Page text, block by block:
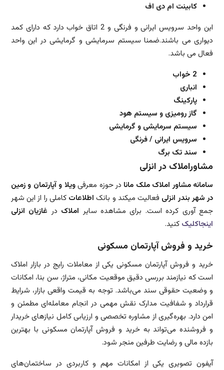
کابینت ام دی اف
این واحد سرویس ایرانی و فرنگی و 2 اتاق خواب دارد که دارای کمد
دیواری می باشند.ضمنا سیستم سرمایشی و گرمایشی در این واحد
فعال می باشد.
2 خواب
انباری
پارکینگ
گاز رومیزی و سیستم هود
سیستم سرمایشی و گرمایشی
سرویس ایرانی / فرنگی
سند تک برگ
مشاوراملاک در انزلی
سامانه مشاور املاک ملک مانا در حوزه معرفیویلا و آپارتمان و زمین
در شهر بندر انزلی فعالیت میکند و بانک اطلاعاتکاملی را از این شهر
جمع آوری کرده است. برای مشاهده سایر املاک در غازیان انزلی
اینجاکلیک کنید.
خرید و فروش آپارتمان مسکونی
خرید و فروش آپارتمان مسکونی یکی از معاملات رایج در بازار املاک
است که نیازمند بررسی دقیق موقعیت مکانی، متراژ، سن بنا، امکانات
و وضعیت حقوقی سند می‌باشد. توجه به قیمت واقعی بازار، شرایط
قرارداد و شفافیت مدارک نقش مهمی در انجام معامله‌ای مطمئن و
امن دارد. بهره‌گیری از مشاوره تخصصی و ارزیابی کامل نیازهای خریدار
و فروشنده می‌تواند به خرید و فروش آپارتمان مسکونی با بهترین
بازده مالی و رضایت طرفین منجر شود.
آیفون تصویری یکی از امکانات مهم و کاربردی در ساختمان‌های